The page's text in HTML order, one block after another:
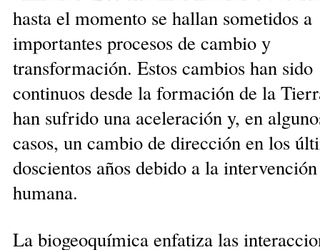
hasta el momen­to se hallan sometidos a
importantes procesos de cambio y
transformación. Estos cambios han sido
continuos desde la formación de la
han sufrido una ace­leración y, en
casos, un cambio de dirección en los
doscientos años debido a la
humana.
La biogeoquímica enfatiza las